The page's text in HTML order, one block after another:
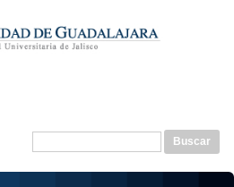
Formulario de
Buscar